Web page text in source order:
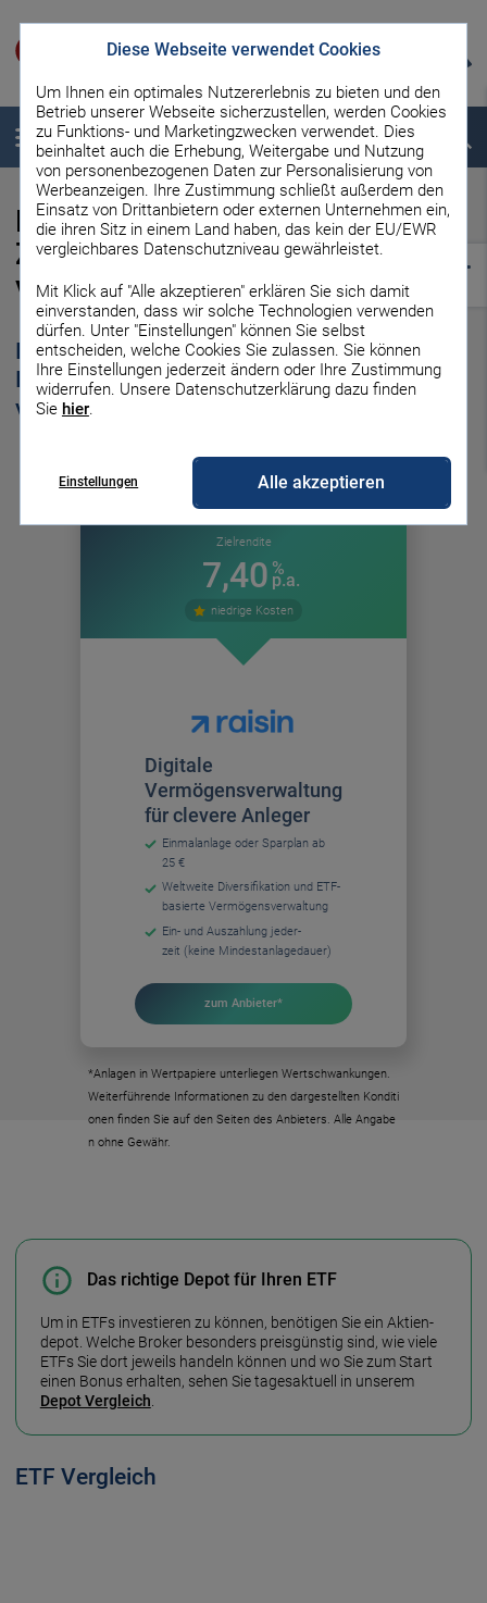
Diese Webseite verwendet Cookies
Um Ihnen ein optimales Nutzererlebnis zu bieten und den
Betrieb unserer Webseite sicherzustellen, werden Cookies
zu Funktions- und Marketingzwecken verwendet. Dies
beinhaltet auch die Erhebung, Weitergabe und Nutzung
von personenbezogenen Daten zur Personalisierung von
Werbeanzeigen. Ihre Zustimmung schließt außerdem den
Einsatz von Drittanbietern oder externen Unternehmen ein,
die ihren Sitz in einem Land haben, das kein der EU/EWR
vergleichbares Datenschutzniveau gewährleistet.
Mit Klick auf "Alle akzeptieren" erklären Sie sich damit
einverstanden, dass wir solche Technologien verwenden
dürfen. Unter "Einstellungen" können Sie selbst
entscheiden, welche Cookies Sie zulassen. Sie können
Ihre Einstellungen jederzeit ändern oder Ihre Zustimmung
widerrufen. Unsere Datenschutzerklärung dazu finden
Sie hier.
Einstellungen Alle akzeptieren
Menü Suche
ETF Vergleich:
Zusammensetzung und Rendite
von ETFs vergleichen
In Sekundenschnelle die wichtigsten
Informationen zu Indizes und Fonds
vergleichen
- Anzeige -
Digitale Vermögensverwaltung
Zielrendite
7,40 %
Zinsen
p.a.
niedrige Kosten
Digitale
Vermögensverwaltung
für clevere Anleger
Ein­mal­anlage oder Spar­plan ab
25 €
Welt­weite Diversi­fikation und ETF-
basierte Vermögens­verwaltung
Ein- und Aus­zahlung jeder­
zeit (keine Mindest­anlage­dauer)
zum Anbieter*
*Anlagen in Wertpapiere unterliegen Wertschwankungen.
Weiterführende Informationen zu den dargestellten Konditi
onen finden Sie auf den Seiten des Anbieters. Alle Angabe
n ohne Gewähr.
Das richtige Depot für Ihren ETF
Um in ETFs investieren zu können, benötigen Sie ein Aktien­
depot. Welche Broker besonders preis­günstig sind, wie viele
ETFs Sie dort jeweils handeln können und wo Sie zum Start
einen Bonus erhalten, sehen Sie tages­aktuell in unserem
Depot Vergleich.
ETF Vergleich